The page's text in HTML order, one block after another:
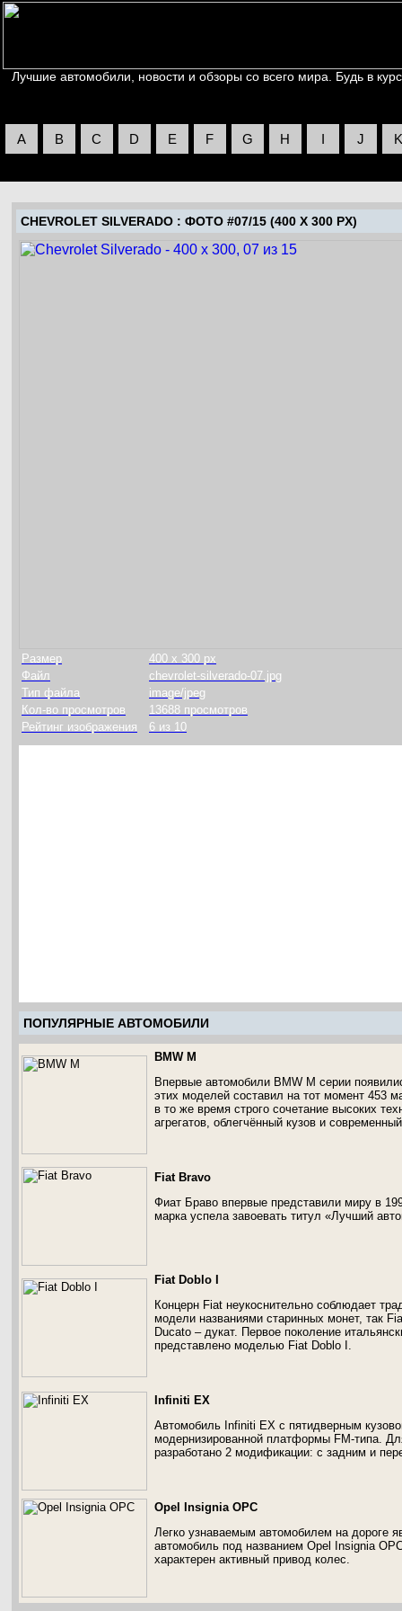
Лучшие автомобили, новости и обзоры со всего мира. Будь в
A B C D E F G H I J K
CHEVROLET SILVERADO : ФОТО #07/15 (400 X 300 PX)
Размер
400 x 300 px
Файл
chevrolet-silverado-07.jpg
Тип файла
image/jpeg
Кол-во просмотров
13688 просмотров
Рейтинг изображения
6 из 10
ПОПУЛЯРНЫЕ АВТОМОБИЛИ
BMW M
Впервые автомобили BMW M серии
этих моделей составил на тот момент 453
в то же время строго сочетание высоких
агрегатов, облегчённый кузов и
Fiat Bravo
Фиат Браво впервые представили миру в
марка успела завоевать титул «Лучший
Fiat Doblo I
Концерн Fiat неукоснительно соблюдает
модели названиями старинных монет, так
Ducato – дукат. Первое поколение
представлено моделью Fiat Doblo I.
Infiniti EX
Автомобиль Infiniti EX с пятидверным
модернизированной платформы FM-типа.
разработано 2 модификации: с задним и
Opel Insignia OPC
Легко узнаваемым автомобилем на дороге
автомобиль под названием Opel Insignia
характерен активный привод колес.